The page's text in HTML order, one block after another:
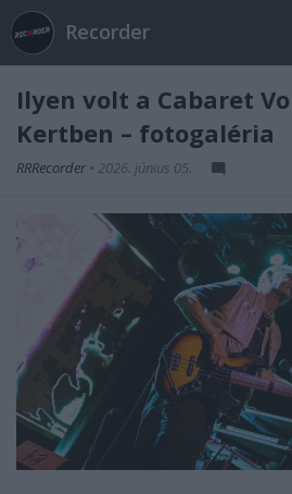
Recorder
Ilyen volt a Cabaret
Kertben – fotogaléria
RRRecorder • 2026. június 05.